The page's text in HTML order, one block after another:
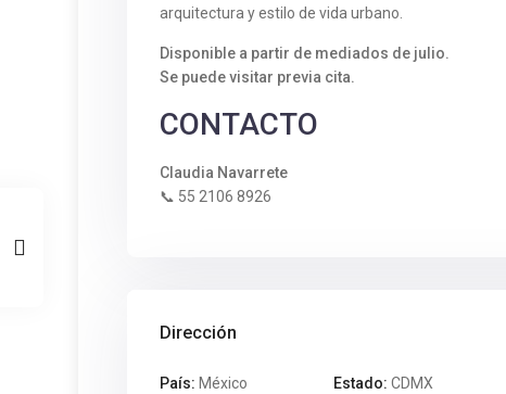
arquitectura y estilo de vida urbano.
Disponible a partir de mediados de julio.
Se puede visitar previa cita.
CONTACTO
Claudia Navarrete
📞 55 2106 8926
Dirección
País: México Estado: CDMX